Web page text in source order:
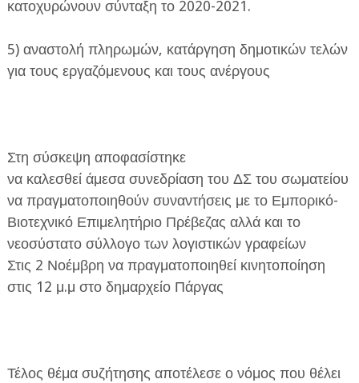
κατοχυρώνουν σύνταξη το 2020-2021.
5) αναστολή πληρωμών, κατάργηση δημοτικών τελών
για τους εργαζόμενους και τους ανέργους
Στη σύσκεψη αποφασίστηκε
να καλεσθεί άμεσα συνεδρίαση του ΔΣ του σωματείου
να πραγματοποιηθούν συναντήσεις με το Εμπορικό-
Βιοτεχνικό Επιμελητήριο Πρέβεζας αλλά και το
νεοσύστατο σύλλογο των λογιστικών γραφείων
Στις 2 Νοέμβρη να πραγματοποιηθεί κινητοποίηση
στις 12 μ.μ στο δημαρχείο Πάργας
Τέλος θέμα συζήτησης αποτέλεσε ο νόμος που θέλει